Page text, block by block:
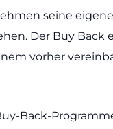
seine
Der Buy
vorher
Back-